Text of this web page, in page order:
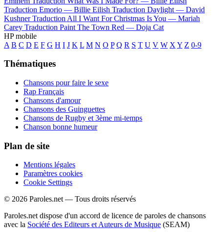
Traduction Emorio — Billie Eilish Traduction Daylight — David
Kushner Traduction All I Want For Christmas Is You — Mariah
Carey Traduction Paint The Town Red — Doja Cat
HP mobile
A B C D E F G H I J K L M N O P Q R S T U V W X Y Z 0-9
Thématiques
Chansons pour faire le sexe
Rap Français
Chansons d'amour
Chansons des Guinguettes
Chansons de Rugby et 3ème mi-temps
Chanson bonne humeur
Plan de site
Mentions légales
Paramètres cookies
Cookie Settings
© 2026 Paroles.net — Tous droits réservés
Paroles.net dispose d'un accord de licence de paroles de chansons
avec la Société des Editeurs et Auteurs de Musique (SEAM)